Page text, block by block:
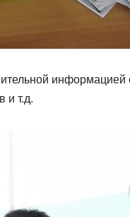
информацией
и т.д.